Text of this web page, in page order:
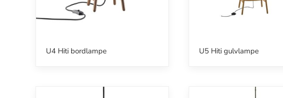
U4 Hiti bordlampe U5 Hiti gulvlampe